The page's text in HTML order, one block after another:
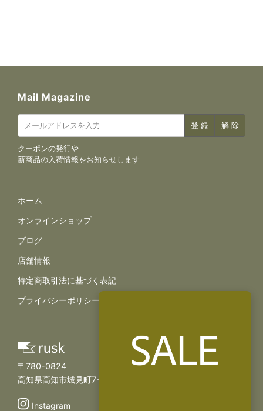
Mail Magazine
クーポンの発行や
新商品の入荷情報をお知らせします
サイトナビゲーション
ホーム
オンラインショップ
ブログ
店舗情報
規約とポリシー
特定商取引法に基づく表記
プライバシーポリシー
〒780-0824
高知県高知市城見町7-11
Instagram